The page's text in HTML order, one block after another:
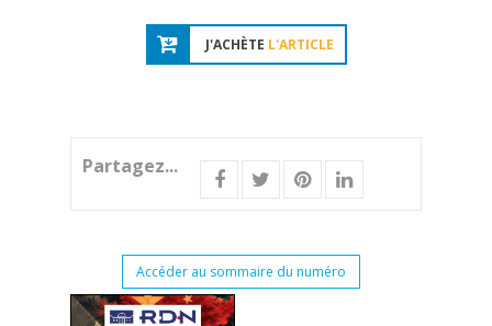
J'ACHÈTE L'ARTICLE
Partagez...
Accéder au sommaire du numéro